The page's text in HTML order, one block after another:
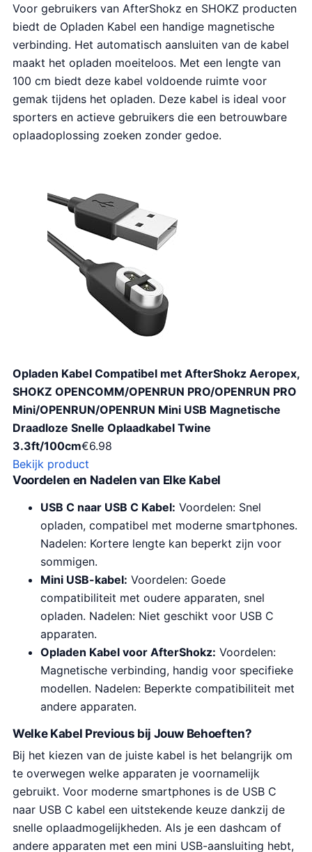
Voor gebruikers van AfterShokz en SHOKZ producten
biedt de Opladen Kabel een handige magnetische
verbinding. Het automatisch aansluiten van de kabel
maakt het opladen moeiteloos. Met een lengte van
100 cm biedt deze kabel voldoende ruimte voor
gemak tijdens het opladen. Deze kabel is ideal voor
sporters en actieve gebruikers die een betrouwbare
oplaadoplossing zoeken zonder gedoe.
Opladen Kabel Compatibel met AfterShokz Aeropex,
SHOKZ OPENCOMM/OPENRUN PRO/OPENRUN PRO
Mini/OPENRUN/OPENRUN Mini USB Magnetische
Draadloze Snelle Oplaadkabel Twine
3.3ft/100cm€6.98
Bekijk product
Voordelen en Nadelen van Elke Kabel
USB C naar USB C Kabel: Voordelen: Snel
opladen, compatibel met moderne smartphones.
Nadelen: Kortere lengte kan beperkt zijn voor
sommigen.
Mini USB-kabel: Voordelen: Goede
compatibiliteit met oudere apparaten, snel
opladen. Nadelen: Niet geschikt voor USB C
apparaten.
Opladen Kabel voor AfterShokz: Voordelen:
Magnetische verbinding, handig voor specifieke
modellen. Nadelen: Beperkte compatibiliteit met
andere apparaten.
Welke Kabel Previous bij Jouw Behoeften?
Bij het kiezen van de juiste kabel is het belangrijk om
te overwegen welke apparaten je voornamelijk
gebruikt. Voor moderne smartphones is de USB C
naar USB C kabel een uitstekende keuze dankzij de
snelle oplaadmogelijkheden. Als je een dashcam of
andere apparaten met een mini USB-aansluiting hebt,